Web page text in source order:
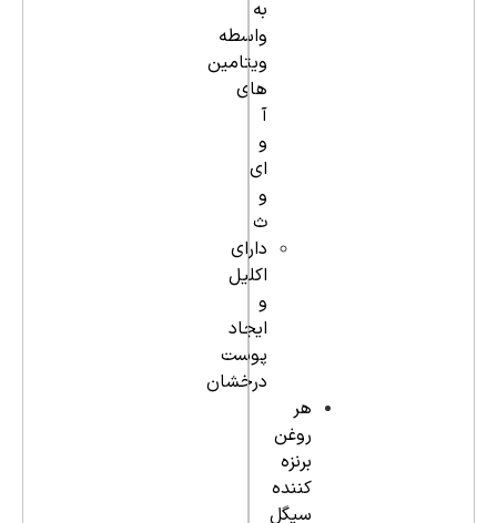
به
واسطه
ویتامین
های
آ
و
ای
و
ث
دارای
اکلیل
و
ایجاد
پوست
درخشان
هر
روغن
برنزه
کننده
سیگل